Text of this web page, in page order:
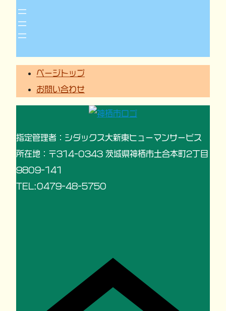
ページトップ
お問い合わせ
指定管理者：シダックス大新東ヒューマンサービス
所在地：〒314-0343 茨城県神栖市土合本町2丁目
9809-141
TEL:0479-48-5750